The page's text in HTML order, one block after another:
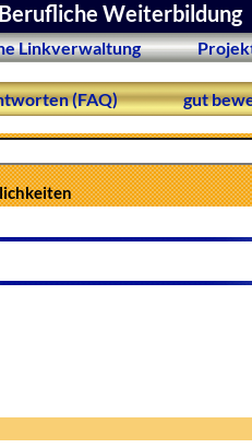
Berufliche Weiterbildung
Linkverwaltung
(FAQ) gut